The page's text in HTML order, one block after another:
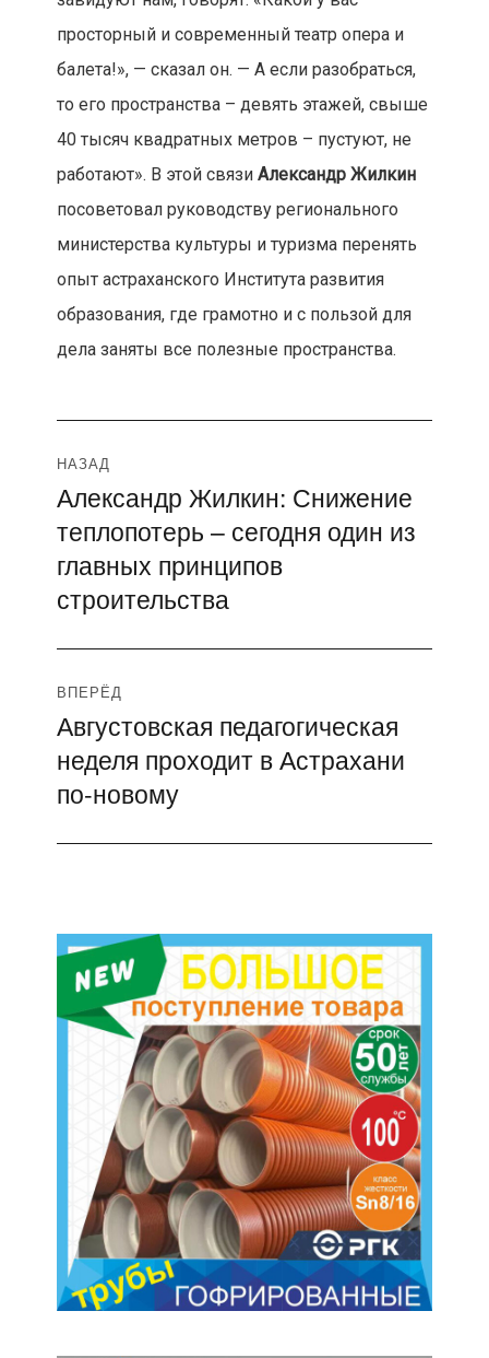
просторный и современный театр опера и
балета!», — сказал он. — А если разобраться,
то его пространства – девять этажей, свыше
40 тысяч квадратных метров – пустуют, не
работают». В этой связи Александр Жилкин
посоветовал руководству регионального
министерства культуры и туризма перенять
опыт астраханского Института развития
образования, где грамотно и с пользой для
дела заняты все полезные пространства.
Навигация
по
записям
НАЗАД
Предыдущая
запись:
Александр Жилкин: Снижение
теплопотерь – сегодня один из
главных принципов
строительства
ВПЕРЁД
Следующая
запись:
Августовская педагогическая
неделя проходит в Астрахани
по-новому